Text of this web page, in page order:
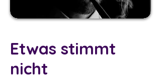
Etwas stimmt
nicht